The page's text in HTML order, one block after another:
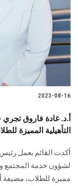
2023-08-16
أ.د. غادة فاروق تجري
التأهيلية المميزة
أكدت القائم بعمل
لشؤون خدمة المجتمع
مميزة للطلاب، مضيفة